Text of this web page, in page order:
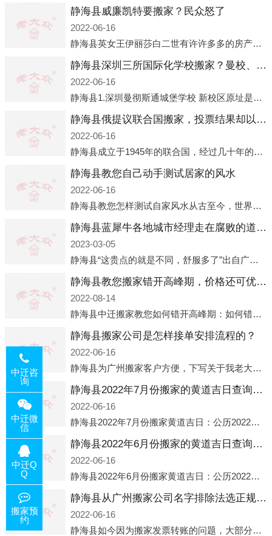
静海县威廉凯特要搬家？民众怒了
2022-06-16
静海县英女王伊丽莎白二世有许许多多的房产，遍布英国各地。而作为英女王的亲孙子、未来的英国国王，威廉王子自然也能享受到女王的房产。目前，威廉凯特以及三个孩子有两个经常居住的地点，一处是位于伦敦的肯辛顿宫，一处
静海县深圳三所国际化学校搬家？曼校、QSI、南山中英文搬走了
2022-06-16
静海县1.深圳曼彻斯通城堡学校 新校区原址是蛇口国际据悉，此次曼彻斯通城堡学校搬迁到蛇口新校区的开办与蛇口外籍人员子女学校（蛇口国际）有很大的关联。2021年，太子湾实验部就宣布在2022年正式并入蛇口外籍
静海县俄提议联合国搬家，投票结果却以惨败收场
2022-06-16
静海县成立于1945年的联合国，经过几十年的发展，如今拥有193个成员国。拥有如此众多会员国的联合国，可以说是世界上最具代表性的国际组织，也是世界上分量最重、有着较高话语权的国际组织。但以美国为首的西方国家
静海县教您自己动手测试居家的风水
2022-06-16
静海县教您怎样测试自家风水从古至今，世界各地的人们都在研究人在乾坤中的位置以及它们所形成的关系。通过探究季节转换、星象变化，并且在所观测到的自然规律的指导下，人们开始认识到居住在不同住宅中的人，其一生中的财
静海县蓝犀牛各地城市经理走在腐败的道路上
2023-03-05
静海县“这贵点的就是不同，舒服多了”出自广州运营邓经理的口中。2023年开年刚出来，三个司机（加盟蓝犀牛的个人队伍）便请广州经理去佛山娱乐场所大消费了一次，据知悉一晚消费达一万多，由三人平摊费用，燃鹅这样的
静海县教您搬家错开高峰期，价格还可优惠！
2022-08-14
静海县中迁搬家教您如何错开高峰期：如何错开高峰期搬家，中迁搬家做了一些电话数据统计和分析，发现市民中午2点左右访问网站的人是最多的，电话咨询是早上9点左右是最多的，预约搬家周六和周日是最多的，网上QQ微
静海县搬家公司是怎样接单安排流程的？
2022-06-16
静海县为广州搬家客户方便，下写关于我老大众搬家公司接单的流程，九条给搬家朋友参考，了解搬家公司工序，免去搬家时的没有准备好的工作，给您及时快速的搬好家。一．电话咨询：专人接待客户电话咨询，初步了解客户搬 家
静海县2022年7月份搬家的黄道吉日查询大全一览表哪天适合搬家好日子
2022-06-16
静海县2022年7月份搬家黄道吉日：公历2022年7月6日 农历六月初八 星期三 冲虎(甲寅)公历2022年7月12日 农历六月十四 星期二 冲猴(庚申)公历2022年7月13日 农历六月十五 星期三 冲鸡
静海县2022年6月份搬家的黄道吉日查询大全一览表哪天适合搬家好日子
2022-06-16
静海县2022年6月份搬家黄道吉日：公历2022年6月1日 农历五月初三 星期三 冲兔(己卯)公历2022年6月4日 农历五月初六 星期六 冲马(壬午)公历2022年6月8日 农历五月初十 星期三 冲狗(丙
静海县从广州搬家公司名字排除法选正规公司
2022-06-16
静海县如今因为搬家发票转账的问题，大部分搬家公司都已经注册了营业执照，早5年前基本上所谓的搬家公司都是无注册状态也就是无照营业，由于企业注册量大增所以各种企业信息展示平台如雨后春笋般遍地开花，如：天眼查，企
中迁咨
询
中迁微
信
中迁Q
Q
搬家预
约